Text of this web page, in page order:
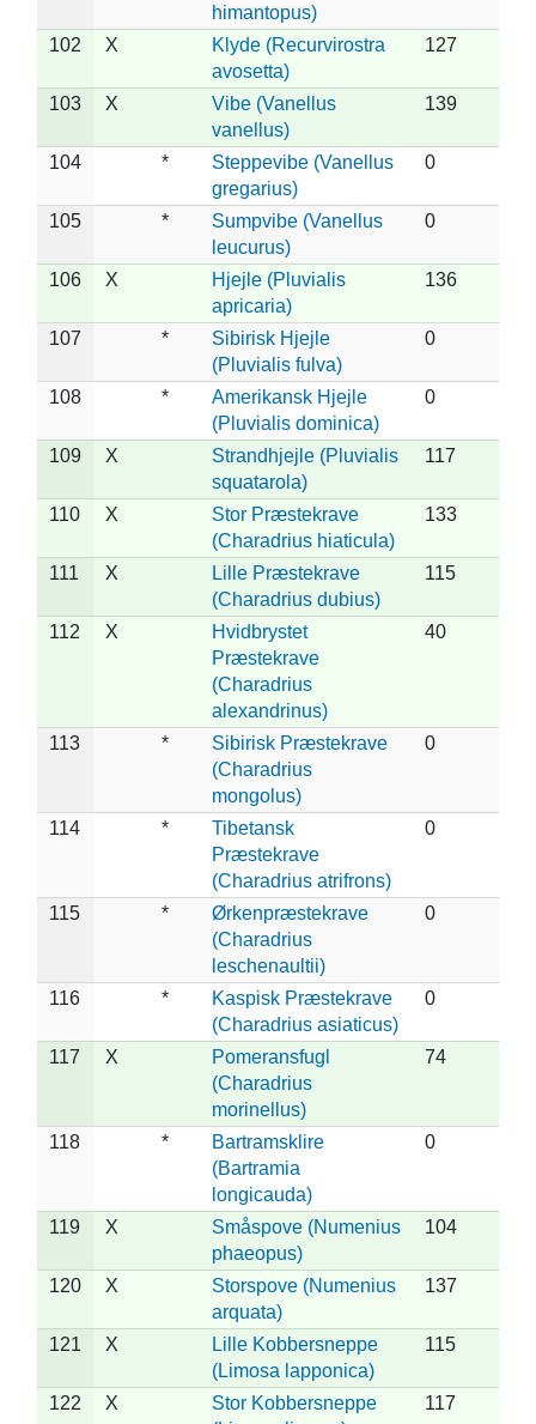
himantopus)
102 X
Klyde (Recurvirostra
avosetta)
127
103 X
Vibe (Vanellus
vanellus)
139
104 *
Steppevibe (Vanellus
gregarius)
0
105 *
Sumpvibe (Vanellus
leucurus)
0
106 X
Hjejle (Pluvialis
apricaria)
136
107 *
Sibirisk Hjejle
(Pluvialis fulva)
0
108 *
Amerikansk Hjejle
(Pluvialis dominica)
0
109 X
Strandhjejle (Pluvialis
squatarola)
117
110 X
Stor Præstekrave
(Charadrius hiaticula)
133
111 X
Lille Præstekrave
(Charadrius dubius)
115
112 X
Hvidbrystet
Præstekrave
(Charadrius
alexandrinus)
40
113 *
Sibirisk Præstekrave
(Charadrius
mongolus)
0
114 *
Tibetansk
Præstekrave
(Charadrius atrifrons)
0
115 *
Ørkenpræstekrave
(Charadrius
leschenaultii)
0
116 *
Kaspisk Præstekrave
(Charadrius asiaticus)
0
117 X
Pomeransfugl
(Charadrius
morinellus)
74
118 *
Bartramsklire
(Bartramia
longicauda)
0
119 X
Småspove (Numenius
phaeopus)
104
120 X
Storspove (Numenius
arquata)
137
121 X
Lille Kobbersneppe
(Limosa lapponica)
115
122 X
Stor Kobbersneppe
117